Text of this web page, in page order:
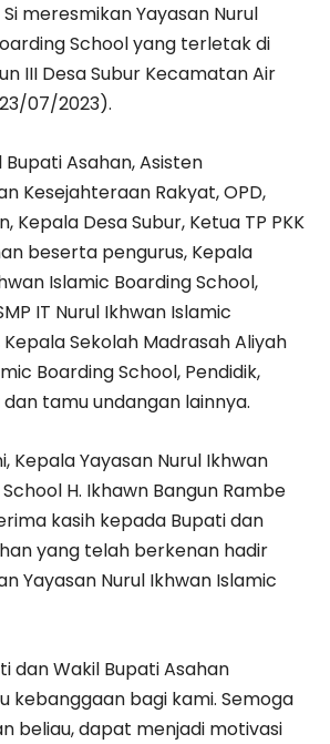
Si meresmikan Yayasan Nurul
School yang terletak di
III Desa Subur Kecamatan Air
07/2023).
Asahan, Asisten
Kesejahteraan Rakyat, OPD,
Kepala Desa Subur, Ketua TP PKK
beserta pengurus, Kepala
Islamic Boarding School,
IT Nurul Ikhwan Islamic
Sekolah Madrasah Aliyah
Boarding School, Pendidik,
dan tamu undangan lainnya.
Kepala Yayasan Nurul Ikhwan
H. Ikhawn Bangun Rambe
kasih kepada Bupati dan
yang telah berkenan hadir
Yayasan Nurul Ikhwan Islamic
dan Wakil Bupati Asahan
kebanggaan bagi kami. Semoga
beliau, dapat menjadi motivasi